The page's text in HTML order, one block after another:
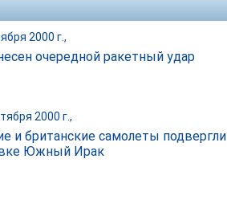
2000 г.,
очередной ракетный удар
2000 г.,
и британские самолеты подвергли
Южный Ирак